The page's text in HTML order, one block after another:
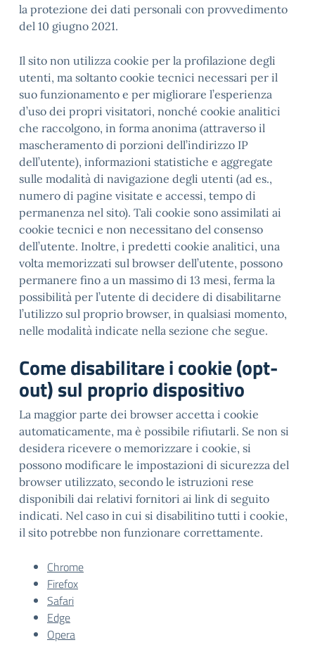
la protezione dei dati personali con provvedimento
del 10 giugno 2021.
Il sito non utilizza cookie per la profilazione degli
utenti, ma soltanto cookie tecnici necessari per il
suo funzionamento e per migliorare l’esperienza
d’uso dei propri visitatori, nonché cookie analitici
che raccolgono, in forma anonima (attraverso il
mascheramento di porzioni dell’indirizzo IP
dell’utente), informazioni statistiche e aggregate
sulle modalità di navigazione degli utenti (ad es.,
numero di pagine visitate e accessi, tempo di
permanenza nel sito). Tali cookie sono assimilati ai
cookie tecnici e non necessitano del consenso
dell’utente. Inoltre, i predetti cookie analitici, una
volta memorizzati sul browser dell’utente, possono
permanere fino a un massimo di 13 mesi, ferma la
possibilità per l’utente di decidere di disabilitarne
l’utilizzo sul proprio browser, in qualsiasi momento,
nelle modalità indicate nella sezione che segue.
Come disabilitare i cookie (opt-
out) sul proprio dispositivo
La maggior parte dei browser accetta i cookie
automaticamente, ma è possibile rifiutarli. Se non si
desidera ricevere o memorizzare i cookie, si
possono modificare le impostazioni di sicurezza del
browser utilizzato, secondo le istruzioni rese
disponibili dai relativi fornitori ai link di seguito
indicati. Nel caso in cui si disabilitino tutti i cookie,
il sito potrebbe non funzionare correttamente.
Chrome
Firefox
Safari
Edge
Opera